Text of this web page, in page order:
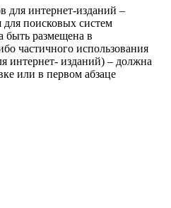
для интернет-изданий –
для поисковых систем
быть размещена в
частичного использования
интернет- изданий) – должна
или в первом абзаце